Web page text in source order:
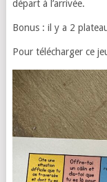
départ à l’arrivée.
Bonus : il y a 2
Pour télécharger ce